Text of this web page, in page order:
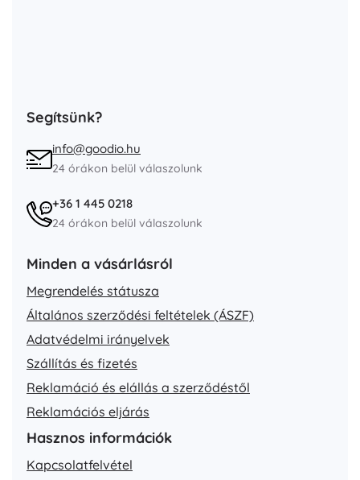
Segítsünk?
info@goodio.hu
24 órákon belül válaszolunk
+36 1 445 0218
24 órákon belül válaszolunk
Minden a vásárlásról
Megrendelés státusza
Általános szerződési feltételek (ÁSZF)
Adatvédelmi irányelvek
Szállítás és fizetés
Reklamáció és elállás a szerződéstől
Reklamációs eljárás
Hasznos információk
Kapcsolatfelvétel